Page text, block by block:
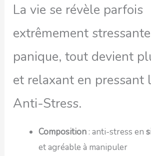
La vie se révèle parfois
extrêmement
panique, tout devient
et relaxant en pressant
Anti-Stress.
Composition : anti-stress en
et agréable à manipuler